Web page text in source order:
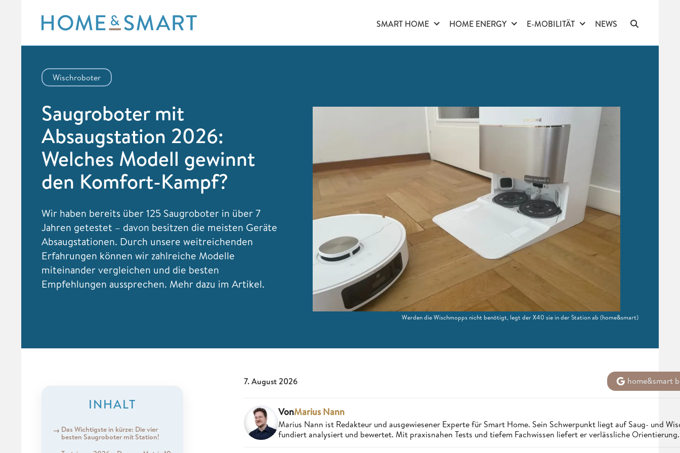
content
SMART HOME HOME ENERGY E-MOBILITÄT NEWS
Wischroboter
Saugroboter mit
Absaugstation 2026:
Welches Modell gewinnt
den Komfort-Kampf?
Wir haben bereits über 125 Saugroboter in über 7
Jahren getestet – davon besitzen die meisten Geräte
Absaugstationen. Durch unsere weitreichenden
Erfahrungen können wir zahlreiche Modelle
miteinander vergleichen und die besten
Empfehlungen aussprechen. Mehr dazu im Artikel.
Werden die Wischmopps nicht benötigt, legt der X40 sie in der Station ab (home&smart)
INHALT
Das Wichtigste in kürze: Die vier
besten Saugroboter mit Station!
7. August 2026 home&smart
VonMarius Nann
Marius Nann ist Redakteur und ausgewiesener Experte für Smart Home. Sein Schwerpunkt liegt auf Saug- und
fundiert analysiert und bewertet. Mit praxisnahen Tests und tiefem Fachwissen liefert er verlässliche Orientierung.